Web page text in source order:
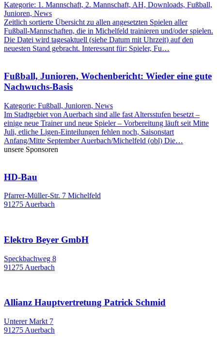
Kategorie: 1. Mannschaft, 2. Mannschaft, AH, Downloads, Fußball,
Junioren, News
Zeitlich sortierte Übersicht zu allen angesetzten Spielen aller
Fußball-Mannschaften, die in Michelfeld trainieren und/oder spielen.
Die Datei wird tagesaktuell (siehe Datum mit Uhrzeit) auf den
neuesten Stand gebracht. Interessant für: Spieler, Fu…
Fußball, Junioren, Wochenbericht: Wieder eine gute
Nachwuchs-Basis
Kategorie: Fußball, Junioren, News
Im Stadtgebiet von Auerbach sind alle fast Altersstufen besetzt –
einige neue Trainer und neue Spieler – Vorbereitung läuft seit Mitte
Juli, etliche Ligen-Einteilungen fehlen noch, Saisonstart
Anfang/Mitte September Auerbach/Michelfeld (obl) Die…
unsere Sponsoren
HD-Bau
Pfarrer-Müller-Str. 7 Michelfeld
91275 Auerbach
Elektro Beyer GmbH
Speckbachweg 8
91275 Auerbach
Allianz Hauptvertretung Patrick Schmid
Unterer Markt 7
91275 Auerbach